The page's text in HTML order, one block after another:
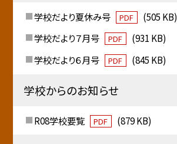
学校だより夏休み号 PDF
(505 KB)
学校だより７月号
PDF
(931 KB)
学校だより６月号
PDF (845 KB)
学校からのお知らせ
R08学校要覧 PDF (879 KB)